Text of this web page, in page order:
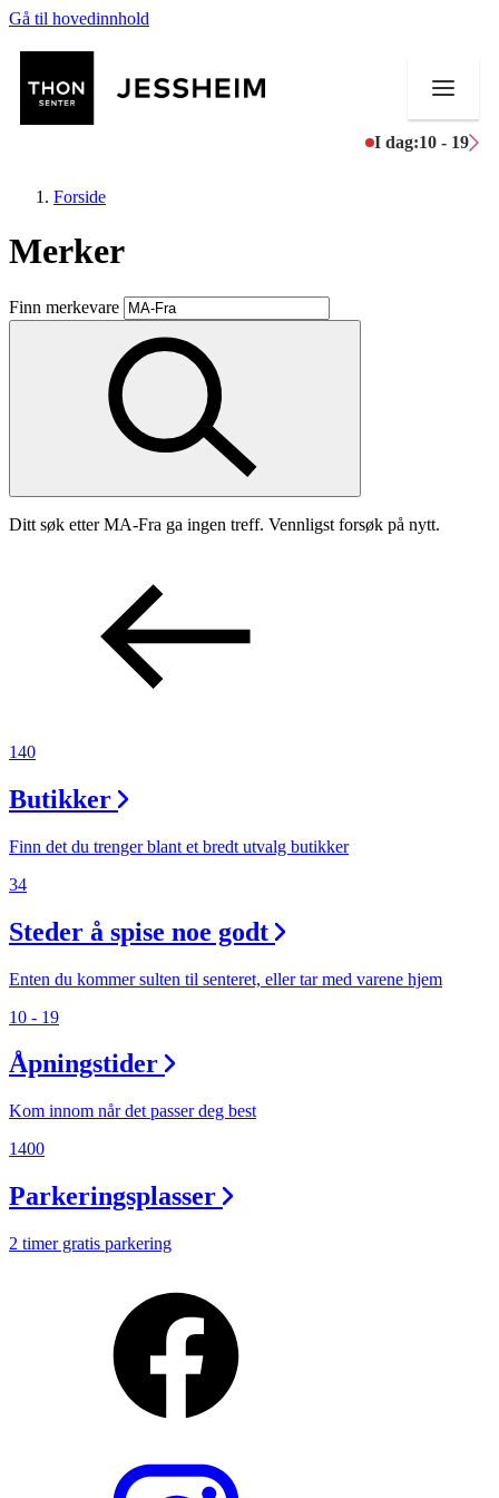
Gå til hovedinnhold
I dag:10 - 19
Butikker
Mat og drikke
Aktiviteter
Inspirasjon
Praktisk informasjon
Ledige stillinger
Magasin
Finn frem
Forside
Merker
Finn merkevare
Ditt søk etter MA-Fra ga ingen treff. Vennligst forsøk på nytt.
140
Butikker
Finn det du trenger blant et bredt utvalg butikker
34
Steder å spise noe godt
Enten du kommer sulten til senteret, eller tar med varene hjem
10 - 19
Åpningstider
Kom innom når det passer deg best
1400
Parkeringsplasser
2 timer gratis parkering